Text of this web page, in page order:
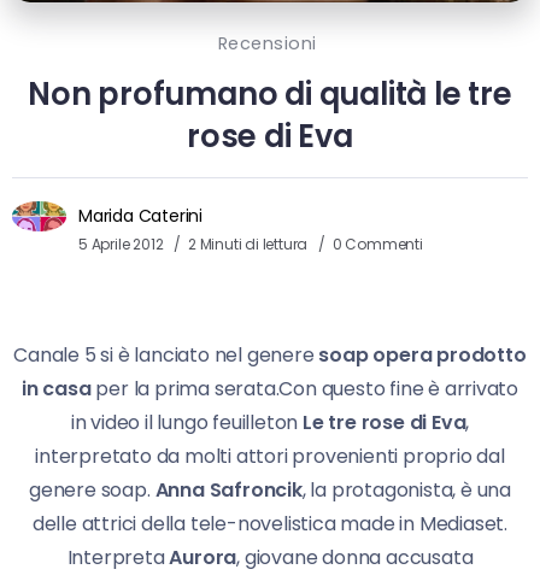
Recensioni
Non profumano di qualità le tre
rose di Eva
Marida Caterini
5 Aprile 2012 2 Minuti di lettura 0 Commenti
Canale 5 si è lanciato nel genere soap opera prodotto
in casaper la prima serata.Con questo fine è arrivato
in video il lungo feuilleton Le tre rose di Eva,
interpretato da molti attori provenienti proprio dal
genere soap. Anna Safroncik, la protagonista, è una
delle attrici della tele-novelistica made in Mediaset.
InterpretaAurora, giovane donna accusata